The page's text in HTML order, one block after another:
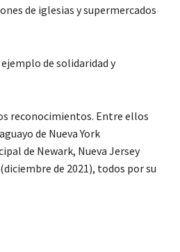
de iglesias y supermercados
de solidaridad y
reconocimientos. Entre ellos
de Nueva York
de Newark, Nueva Jersey
de 2021), todos por su